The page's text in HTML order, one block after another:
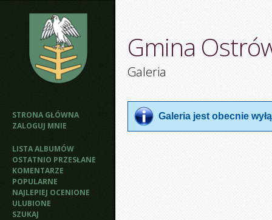
STRONA GŁÓWNA
ZALOGUJ MNIE
LISTA ALBUMÓW
OSTATNIO PRZESŁANE
KOMENTARZE
POPULARNE
NAJLEPIEJ OCENIONE
ULUBIONE
SZUKAJ
Gmina
Galeria
Galeria jest obecnie